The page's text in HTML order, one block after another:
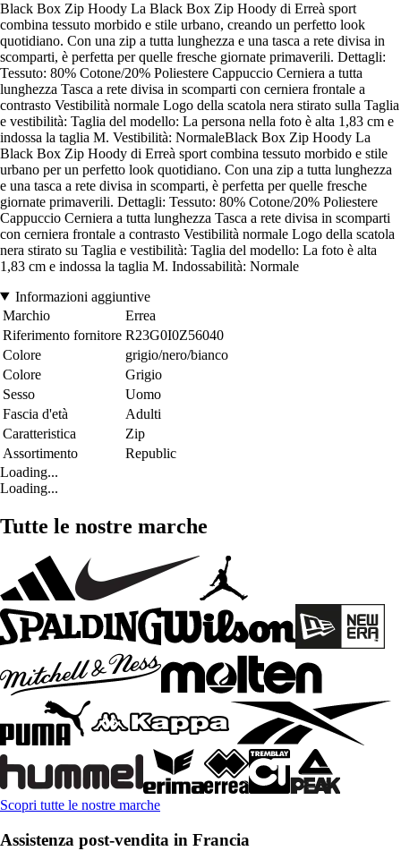
Black Box Zip Hoody La Black Box Zip Hoody di Erreà sport
combina tessuto morbido e stile urbano, creando un perfetto look
quotidiano. Con una zip a tutta lunghezza e una tasca a rete divisa in
scomparti, è perfetta per quelle fresche giornate primaverili. Dettagli:
Tessuto: 80% Cotone/20% Poliestere Cappuccio Cerniera a tutta
lunghezza Tasca a rete divisa in scomparti con cerniera frontale a
contrasto Vestibilità normale Logo della scatola nera stirato sulla Taglia
e vestibilità: Taglia del modello: La persona nella foto è alta 1,83 cm e
indossa la taglia M. Vestibilità: NormaleBlack Box Zip Hoody La
Black Box Zip Hoody di Erreà sport combina tessuto morbido e stile
urbano per un perfetto look quotidiano. Con una zip a tutta lunghezza
e una tasca a rete divisa in scomparti, è perfetta per quelle fresche
giornate primaverili. Dettagli: Tessuto: 80% Cotone/20% Poliestere
Cappuccio Cerniera a tutta lunghezza Tasca a rete divisa in scomparti
con cerniera frontale a contrasto Vestibilità normale Logo della scatola
nera stirato su Taglia e vestibilità: Taglia del modello: La foto è alta
1,83 cm e indossa la taglia M. Indossabilità: Normale
Informazioni aggiuntive
Marchio
Errea
Riferimento fornitore R23G0I0Z56040
Colore
grigio/nero/bianco
Colore
Grigio
Sesso
Uomo
Fascia d'età
Adulti
Caratteristica
Zip
Assortimento
Republic
Loading...
Loading...
Tutte le nostre marche
Scopri tutte le nostre marche
Assistenza post-vendita in Francia